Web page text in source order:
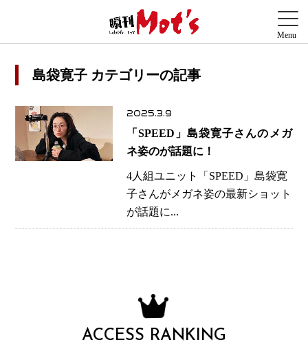
島袋寛子 カテゴリーの記事
2025.3.9
「SPEED」島袋寛子さんのメガ
ネ姿のが話題に！
4人組ユニット「SPEED」島袋寛
子さんがメガネ姿の最新ショット
が話題に...
ACCESS RANKING